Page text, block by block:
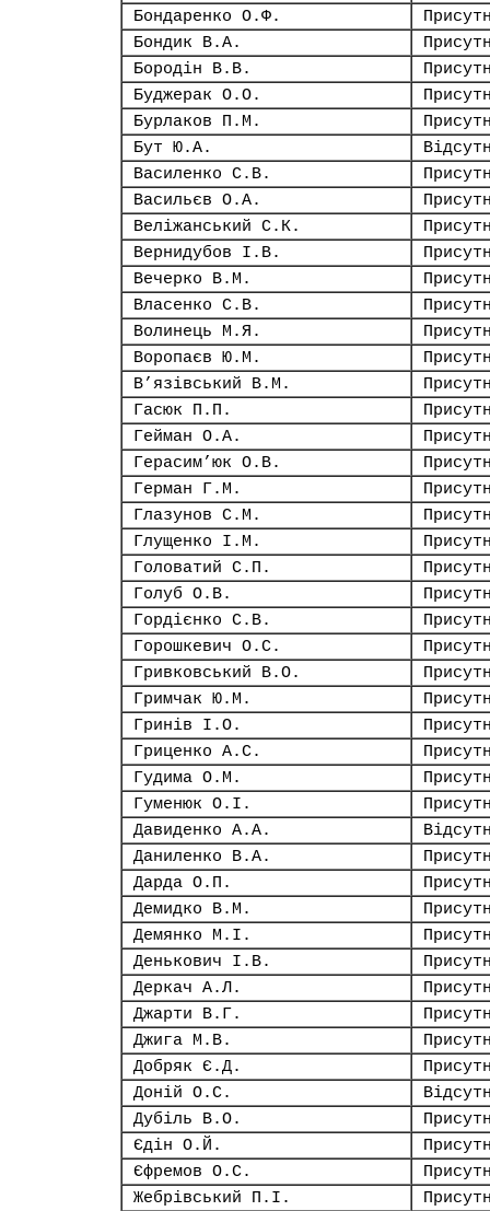
Бондаренко О.Ф.
Бондик В.А.
Бородін В.В.
Буджерак О.О.
Бурлаков П.М.
Бут Ю.А.
Василенко С.В.
Васильєв О.А.
Веліжанський С.К.
Вернидубов І.В.
Вечерко В.М.
Власенко С.В.
Волинець М.Я.
Воропаєв Ю.М.
В’язівський В.М.
Гасюк П.П.
Гейман О.А.
Герасим’юк О.В.
Герман Г.М.
Глазунов С.М.
Глущенко І.М.
Головатий С.П.
Голуб О.В.
Гордієнко С.В.
Горошкевич О.С.
Гривковський В.О.
Гримчак Ю.М.
Гринів І.О.
Гриценко А.С.
Гудима О.М.
Гуменюк О.І.
Давиденко А.А.
Даниленко В.А.
Дарда О.П.
Демидко В.М.
Демянко М.І.
Денькович І.В.
Деркач А.Л.
Джарти В.Г.
Джига М.В.
Добряк Є.Д.
Доній О.С.
Дубіль В.О.
Єдін О.Й.
Єфремов О.С.
Жебрівський П.І.